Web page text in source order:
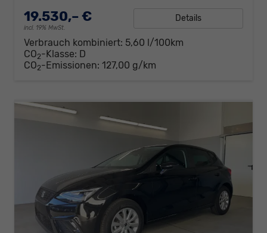
19.530,– €
incl. 19% MwSt.
Details
Verbrauch kombiniert: 5,60 l/100km
CO2-Klasse: D
CO2-Emissionen: 127,00 g/km